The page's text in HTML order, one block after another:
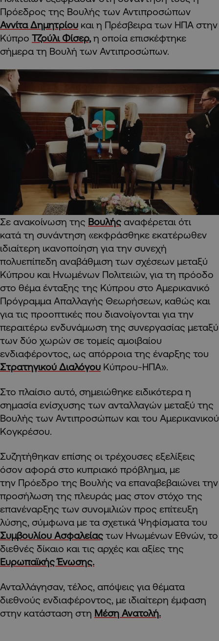
Πρόεδρος της Βουλής των Αντιπροσώπων
Αννίτα Δημητρίου και η Πρέσβειρα των ΗΠΑ στην
Κύπρο Τζούλι Φίσερ, η οποία επισκέφτηκε
σήμερα τη Βουλή των Αντιπροσώπων.
Σε ανακοίνωση της Βουλής αναφέρεται ότι
κατά τη συνάντηση «εκφράσθηκε εκατέρωθεν
ιδιαίτερη ικανοποίηση για την συνεχή
πολυεπίπεδη αναβάθμιση των σχέσεων μεταξύ
Κύπρου και Ηνωμένων Πολιτειών, για τη πρόοδο
στο θέμα ένταξης της Κύπρου στο Αμερικανικό
Πρόγραμμα Απαλλαγής Θεωρήσεων, καθώς και
για τις προοπτικές που διανοίγονται για την
περαιτέρω ενδυνάμωση της συνεργασίας μεταξύ
των δύο χωρών σε τομείς αμοιβαίου
ενδιαφέροντος, ως απόρροια της έναρξης του
Στρατηγικού Διαλόγου Κύπρου-ΗΠΑ».
Στο πλαίσιο αυτό, σημειώθηκε ειδικότερα η
σημασία ενίσχυσης των ανταλλαγών μεταξύ της
Βουλής των Αντιπροσώπων και του Αμερικανικού
Κογκρέσου.
Συζητήθηκαν επίσης οι τρέχουσες εξελίξεις
όσον αφορά στο κυπριακό πρόβλημα, με
την Πρόεδρο της Βουλής να επαναβεβαιώνει την
προσήλωση της πλευράς μας στον στόχο της
επανέναρξης των συνομιλιών προς επίτευξη
λύσης, σύμφωνα με τα σχετικά Ψηφίσματα του
Συμβουλίου Ασφαλείας των Ηνωμένων Εθνών, το
διεθνές δίκαιο και τις αρχές και αξίες της
Ευρωπαϊκής Ένωσης.
Ανταλλάγησαν, τέλος, απόψεις για θέματα
διεθνούς ενδιαφέροντος, με ιδιαίτερη έμφαση
στην κατάσταση στη Μέση Ανατολή.